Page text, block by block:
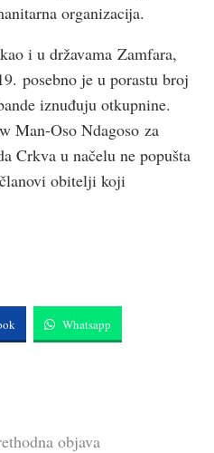
organizacija.
i u državama Zamfara,
posebno je u porastu broj
iznuđuju otkupnine.
Man-Oso Ndagoso za
Crkva u načelu ne popušta
obitelji koji
Whatsapp
objava